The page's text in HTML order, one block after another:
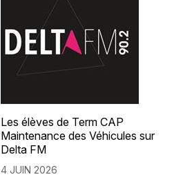
Les élèves de Term CAP
Maintenance des Véhicules sur
Delta FM
4 JUIN 2026